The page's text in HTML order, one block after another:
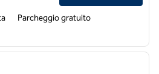
Parcheggio gratuito